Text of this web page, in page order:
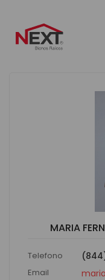
MARIA
Telefono
Email